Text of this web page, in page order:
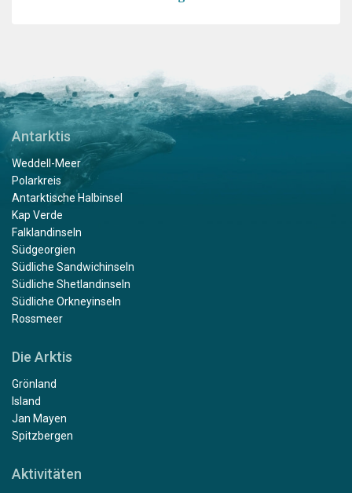
Antarktis
Weddell-Meer
Polarkreis
Antarktische Halbinsel
Kap Verde
Falklandinseln
Südgeorgien
Südliche Sandwichinseln
Südliche Shetlandinseln
Südliche Orkneyinseln
Rossmeer
Die Arktis
Grönland
Island
Jan Mayen
Spitzbergen
Aktivitäten